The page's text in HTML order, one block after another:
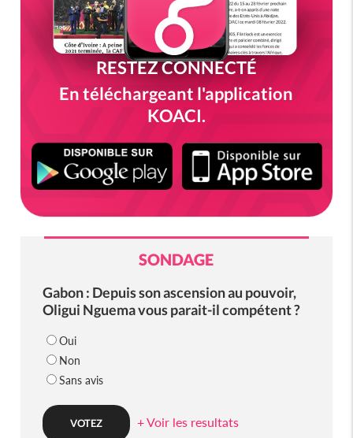
RESTEZ CONNECTÉ
En téléchargeant l'application
KOACI.
SONDAGE
Gabon : Depuis son ascension au pouvoir,
Oligui Nguema vous parait-il compétent ?
Oui
Non
Sans avis
+ Voir les resultats